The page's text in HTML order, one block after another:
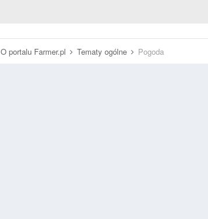
O portalu Farmer.pl Tematy ogólne Pogoda